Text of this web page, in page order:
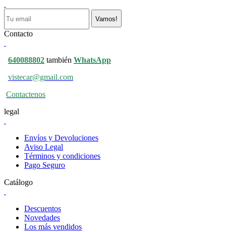
Vamos!
Contacto
640088802 también WhatsApp
vistecar@gmail.com
Contactenos
legal
Envíos y Devoluciones
Aviso Legal
Términos y condiciones
Pago Seguro
Catálogo
Descuentos
Novedades
Los más vendidos